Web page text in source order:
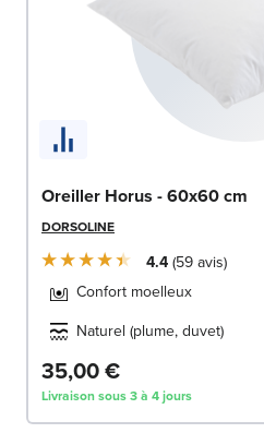
Oreiller Horus - 60x60 cm
DORSOLINE
4.4 59avis
Confort moelleux
Naturel (plume, duvet)
35,00 €
Livraison sous 3 à 4 jours